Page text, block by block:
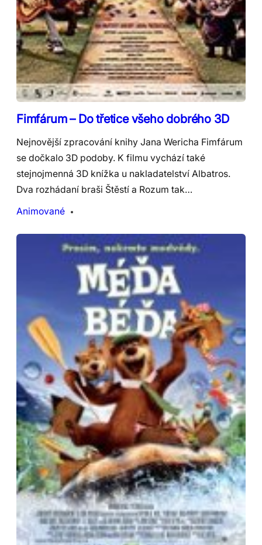
Fimfárum – Do třetice všeho dobrého 3D
Nejnovější zpracování knihy Jana Wericha Fimfárum
se dočkalo 3D podoby. K filmu vychází také
stejnojmenná 3D knížka u nakladatelství Albatros.
Dva rozhádaní braši Štěstí a Rozum tak…
Animované